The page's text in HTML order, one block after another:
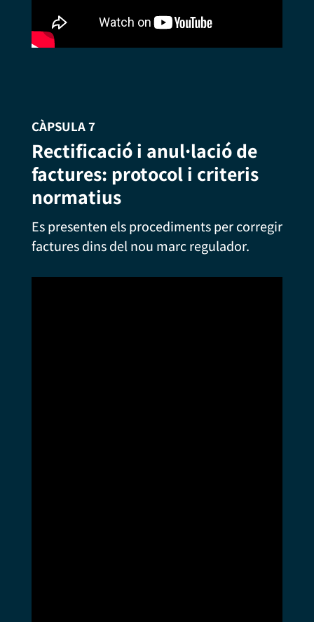
CÀPSULA 7
Rectificació i anul·lació de
factures: protocol i criteris
normatius
Es presenten els procediments per corregir
factures dins del nou marc regulador.